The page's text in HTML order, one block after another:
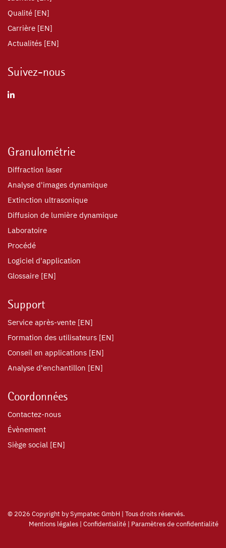
Qualité [EN]
Carrière [EN]
Actualités [EN]
Suivez-nous
Granulométrie
Diffraction laser
Analyse d'images dynamique
Extinction ultrasonique
Diffusion de lumière dynamique
Laboratoire
Procédé
Logiciel d'application
Glossaire [EN]
Support
Service après-vente [EN]
Formation des utilisateurs [EN]
Conseil en applications [EN]
Analyse d'enchantillon [EN]
Coordonnées
Contactez-nous
Évènement
Siège social [EN]
© 2026 Copyright by Sympatec GmbH | Tous droits réservés.
Mentions légales | Confidentialité | Paramètres de confidentialité